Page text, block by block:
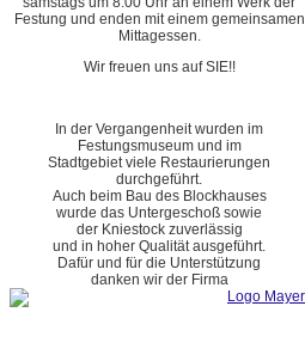
Festung und enden mit einem gemeinsamen
Mittagessen.
Wir freuen uns auf SIE!!
In der Vergangenheit wurden im
Festungsmuseum und im
Stadtgebiet viele Restaurierungen
durchgeführt.
Auch beim Bau des Blockhauses
wurde das Untergeschoß sowie
der Kniestock zuverlässig
und in hoher Qualität ausgeführt.
Dafür und für die Unterstützung
danken wir der Firma